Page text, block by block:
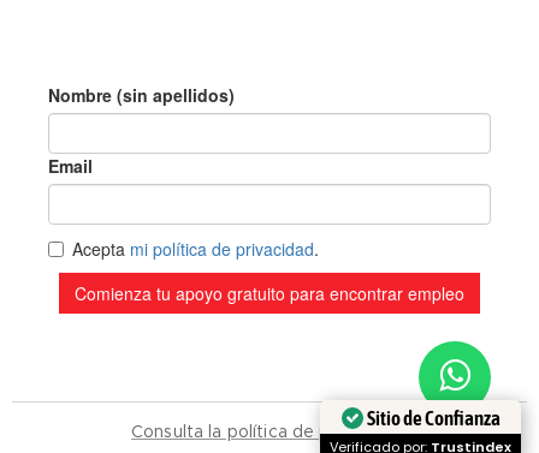
Consulta la política de privacidad.
Sitio de Confianza
Verificado por: Trustindex